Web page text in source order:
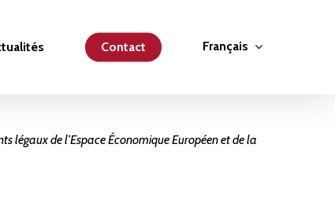
Contact Français
légaux de l’Espace Économique Européen et de la